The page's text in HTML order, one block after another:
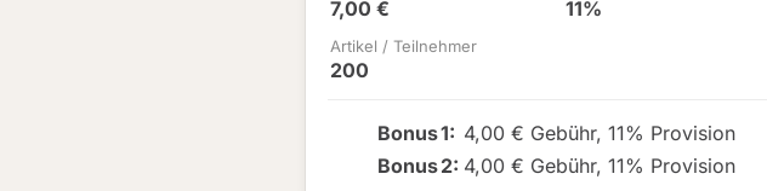
7,00 € 11%
Artikel / Teilnehmer
200
Bonus1: 4,00 € Gebühr, 11% Provision
Bonus2: 4,00 € Gebühr, 11% Provision